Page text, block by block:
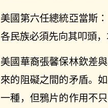
美國第六任總統亞當斯
各民族必須先向其叩頭，
美國華裔張馨保林欽差
來的阻礙之間的矛盾。
一種，但鴉片的作用不